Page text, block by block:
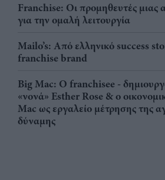
Franchise: Οι προμηθευτές μιας
για την ομαλή λειτουργία
Mailo’s: Από ελληνικό success
franchise brand
Big Mac: Ο franchisee -
«νονά» Esther Rose & ο
Mac ως εργαλείο μέτρησης της
δύναμης